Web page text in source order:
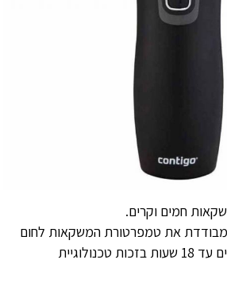
חמים וקרים.
את טמפרטורת המשקאות לחום
עד 7 שעות ומשקאות קרים עד 18 שעות בזכות טכנולוגיית